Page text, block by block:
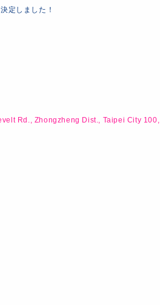
定しました！
Rd., Zhongzheng Dist., Taipei City 100,